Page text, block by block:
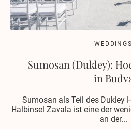
WEDDINGS
Sumosan (Dukley):
in
Sumosan als Teil des Dukley
Halbinsel Zavala ist eine der
an der...